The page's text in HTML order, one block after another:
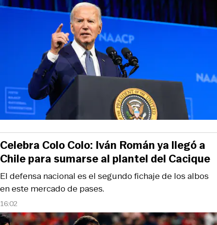
16:02
El defensa nacional es el segundo fichaje de los albos
en este mercado de pases.
Celebra Colo Colo: Iván Román ya llegó a
Chile para sumarse al plantel del Cacique